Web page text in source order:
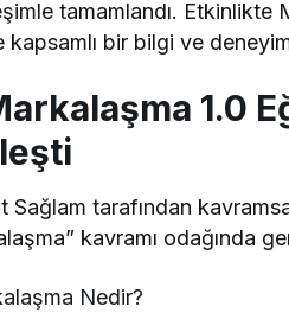
tamamlandı. Etkinlikte
bir bilgi ve
1.0
Sağlam tarafından
kavramı odağında
Nedir?